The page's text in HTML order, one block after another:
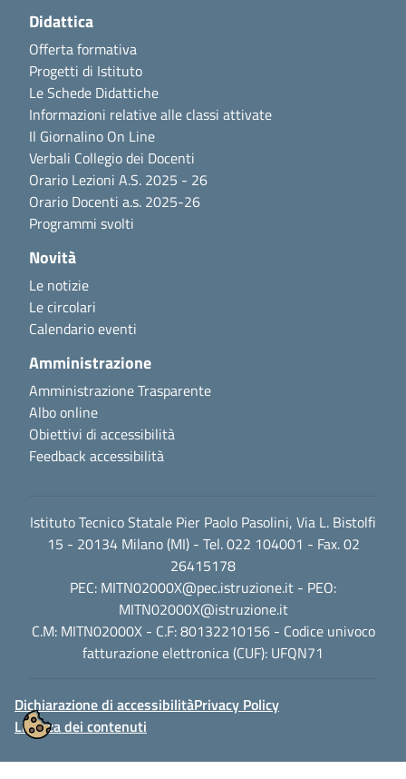
Didattica
Offerta formativa
Progetti di Istituto
Le Schede Didattiche
Informazioni relative alle classi attivate
Il Giornalino On Line
Verbali Collegio dei Docenti
Orario Lezioni A.S. 2025 - 26
Orario Docenti a.s. 2025-26
Programmi svolti
Novità
Le notizie
Le circolari
Calendario eventi
Amministrazione
Amministrazione Trasparente
Albo online
Obiettivi di accessibilità
Feedback accessibilità
Istituto Tecnico Statale Pier Paolo Pasolini, Via L. Bistolfi
15 - 20134 Milano (MI) - Tel. 022 104001 - Fax. 02
26415178
PEC: MITN02000X@pec.istruzione.it - PEO:
MITN02000X@istruzione.it
C.M: MITN02000X - C.F: 80132210156 - Codice univoco
fatturazione elettronica (CUF): UFQN71
Dichiarazione di accessibilitàPrivacy Policy
Licenza dei contenuti